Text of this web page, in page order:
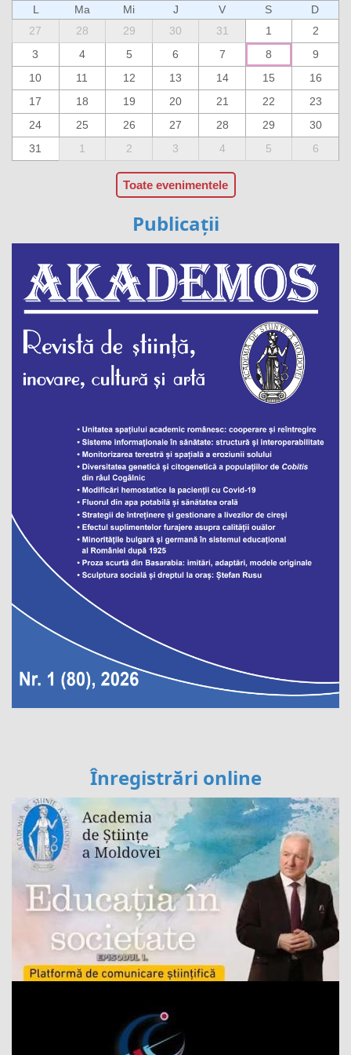
L Ma Mi J V S
D
27
28 29 30 31 1
2
3
4 5 6 7 8
9
10
11 12 13 14 15
16
17
18 19 20 21 22
23
24
25 26 27 28 29
30
31
1 2 3 4 5 6
Toate evenimentele
Publicații
Înregistrări online